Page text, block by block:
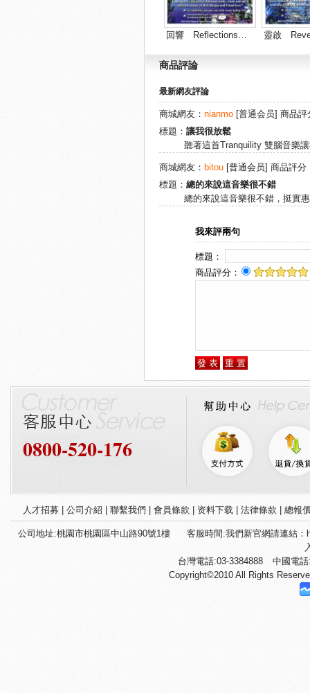
回響 Reflections下訂單後, 需三周...
商品評論
最新網友評論
商城網友： nianmo [普通会员] 商品評
標題： 讓我很放鬆
聽著這首Tranquility 雙腦音樂
商城網友： bitou [普通会员] 商品評分
標題： 總的來說這音樂很不錯
總的來說這音樂很不錯，挺實
我來評兩句
標題：
商品評分：
0800-520-176
人才招募 公司介紹 聯繫我們 會員條款 资料下载| 法律條款 總報
公司地址:桃園市桃園區中山路90號1樓
客服時間:我們新官網請連結
台灣電話:03-3384888
中國電
Copyright©2010 All Rights